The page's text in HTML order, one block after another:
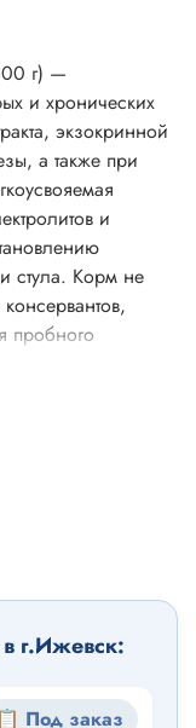
г) —
и хронических
экзокринной
а также при
и
стула. Корм не
пробного
г.Ижевск:
📋 Под заказ